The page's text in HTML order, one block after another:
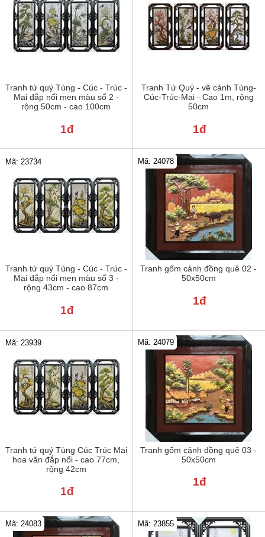
Tranh tứ quý Tùng - Cúc - Trúc -
Mai đắp nổi men màu số 2 -
rộng 50cm - cao 100cm
1đ
Tranh Tứ Quý - vẽ cảnh Tùng-
Cúc-Trúc-Mai - Cao 1m, rộng
50cm
1đ
Tranh tứ quý Tùng - Cúc - Trúc -
Mai đắp nổi men màu số 3 -
rộng 43cm - cao 87cm
Mã: 23734
1đ
Tranh gốm cảnh đồng quê 02 -
50x50cm
Mã: 24078
1đ
Tranh tứ quý Tùng Cúc Trúc Mai
hoa văn đắp nổi - cao 77cm,
rộng 42cm
Mã: 23939
1đ
Tranh gốm cảnh đồng quê 03 -
50x50cm
Mã: 24079
1đ
Mã: 24083 Mã: 23855